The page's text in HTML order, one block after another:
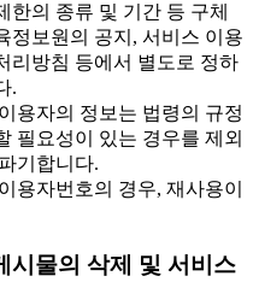
한의 종류 및 기간 등 구체
정보원의 공지, 서비스 이용
리방침 등에서 별도로 정하
.
용자의 정보는 법령의 규정
필요성이 있는 경우를 제외
기합니다.
용자번호의 경우, 재사용이
시물의 삭제 및 서비스